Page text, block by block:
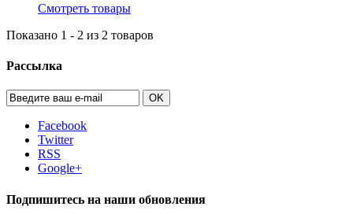
Смотреть товары
Показано 1 - 2 из 2 товаров
Рассылка
OK
Facebook
Twitter
RSS
Google+
Подпишитесь на наши обновления